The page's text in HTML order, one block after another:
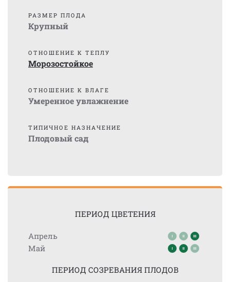
РАЗМЕР ПЛОДА
Крупный
ОТНОШЕНИЕ К ТЕПЛУ
Морозостойкое
ОТНОШЕНИЕ К ВЛАГЕ
Умеренное увлажнение
ТИПИЧНОЕ НАЗНАЧЕНИЕ
Плодовый сад
ПЕРИОД ЦВЕТЕНИЯ
Апрель
Май
ПЕРИОД СОЗРЕВАНИЯ ПЛОДОВ